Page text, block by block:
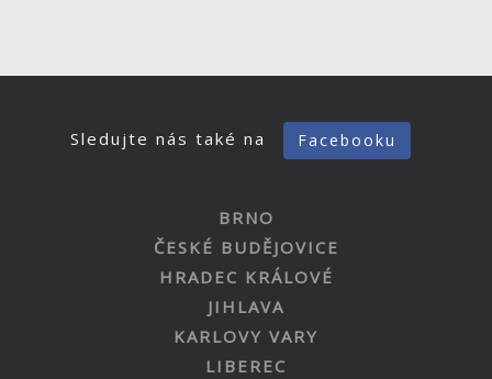
Sledujte nás také na Facebooku
BRNO
ČESKÉ BUDĚJOVICE
HRADEC KRÁLOVÉ
JIHLAVA
KARLOVY VARY
LIBEREC